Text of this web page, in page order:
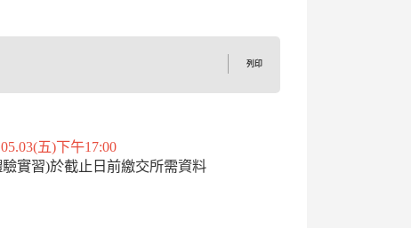
列印
五)下午17:00
實習)於截止日前繳交所需資料